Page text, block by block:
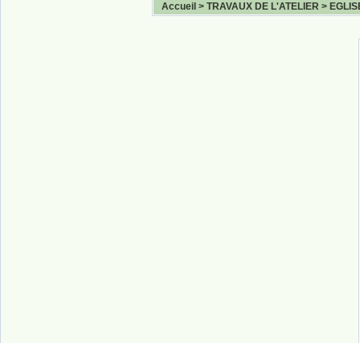
Accueil > TRAVAUX DE L'ATELIER >